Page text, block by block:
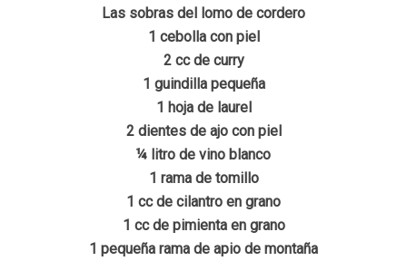
Las sobras del lomo de cordero
1 cebolla con piel
2 cc de curry
1 guindilla pequeña
1 hoja de laurel
2 dientes de ajo con piel
¼ litro de vino blanco
1 rama de tomillo
1 cc de cilantro en grano
1 cc de pimienta en grano
1 pequeña rama de apio de montaña